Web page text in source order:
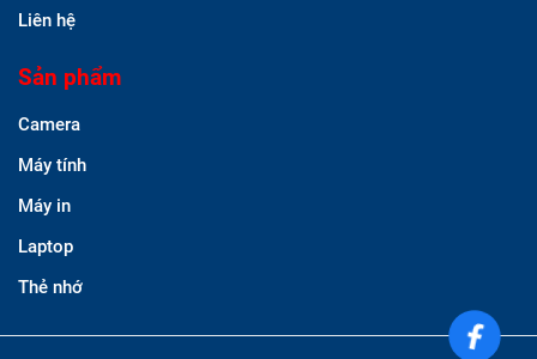
Liên hệ
Sản phẩm
Camera
Máy tính
Máy in
Laptop
Thẻ nhớ